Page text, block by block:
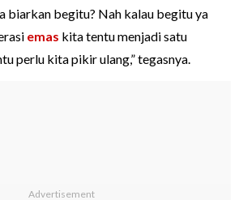
biarkan begitu? Nah kalau begitu ya
emas kita tentu menjadi satu
perlu kita pikir ulang,” tegasnya.